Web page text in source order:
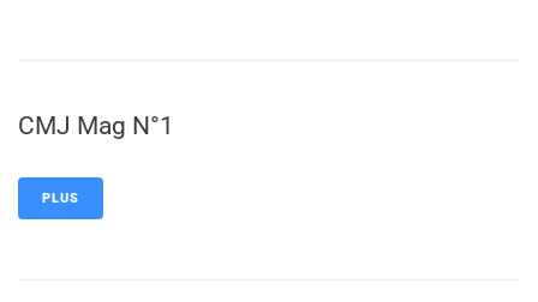
CMJ Mag N°1
PLUS